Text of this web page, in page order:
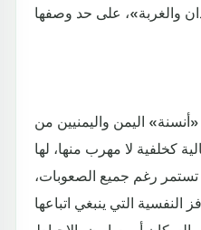
اليمن واليمنيين من
كخلفية لا مهرب منها، لها
تستمر رغم جميع الصعوبات،
التي ينبغي اتباعها